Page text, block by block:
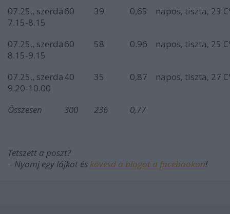
07.25., szerda
7.15-8.15
60 39 0,65 napos, tiszta, 23
07.25., szerda
8.15-9.15
60 58 0.96 napos, tiszta, 25
07.25., szerda
9.20-10.00
40 35 0,87 napos, tiszta, 27
Összesen 300 236 0,77
Tetszett a poszt?
- Nyomj egy lájkot éskövesd a blogot a facebookon!